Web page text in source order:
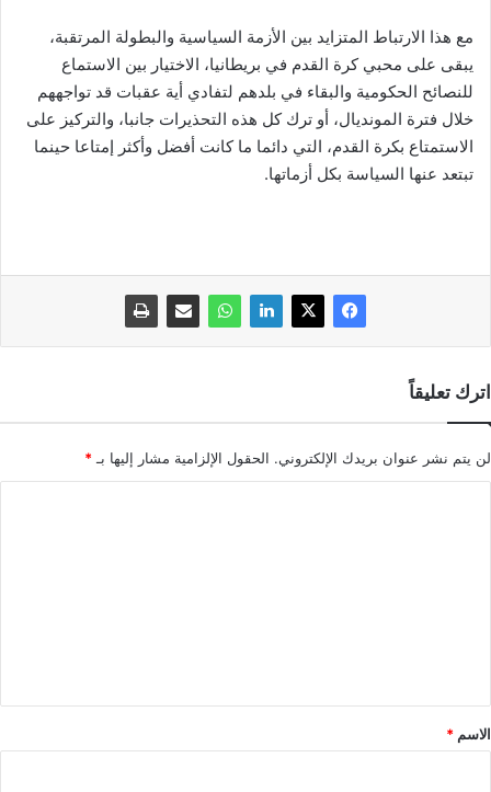
مع هذا الارتباط المتزايد بين الأزمة السياسية والبطولة المرتقبة،
يبقى على محبي كرة القدم في بريطانيا، الاختيار بين الاستماع
للنصائح الحكومية والبقاء في بلدهم لتفادي أية عقبات قد تواجههم
خلال فترة المونديال، أو ترك كل هذه التحذيرات جانبا، والتركيز على
الاستمتاع بكرة القدم، التي دائما ما كانت أفضل وأكثر إمتاعا حينما
تبتعد عنها السياسة بكل أزماتها.
اترك تعليقاً
لن يتم نشر عنوان بريدك الإلكتروني. الحقول الإلزامية مشار إليها بـ *
*
الاسم *